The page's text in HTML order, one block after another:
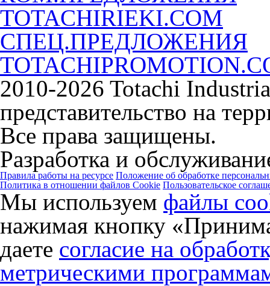
TOTACHIRIEKI.COM
СПЕЦ.ПРЕДЛОЖЕНИЯ
2010-2026 Totachi
представительство на
Все права защищены.
Разработка и
Правила работы на ресурсе Положение об обработке
Политика в отношении файлов Cookie Пользовательское
Мы используем файлы
нажимая кнопку
даете согласие на
метрическими